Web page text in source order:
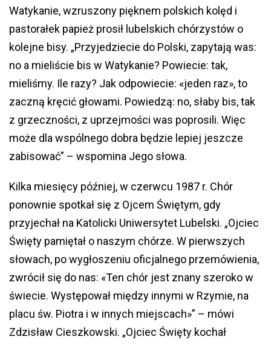
Watykanie, wzruszony pięknem polskich kolęd i
pastorałek papież prosił lubelskich chórzystów o
kolejne bisy. „Przyjedziecie do Polski, zapytają was:
no a mieliście bis w Watykanie? Powiecie: tak,
mieliśmy. Ile razy? Jak odpowiecie: «jeden raz», to
zaczną kręcić głowami. Powiedzą: no, słaby bis, tak
z grzeczności, z uprzejmości was poprosili. Więc
może dla wspólnego dobra będzie lepiej jeszcze
zabisować” – wspomina Jego słowa.
Kilka miesięcy później, w czerwcu 1987 r. Chór
ponownie spotkał się z Ojcem Świętym, gdy
przyjechał na Katolicki Uniwersytet Lubelski. „Ojciec
Święty pamiętał o naszym chórze. W pierwszych
słowach, po wygłoszeniu oficjalnego przemówienia,
zwrócił się do nas: «Ten chór jest znany szeroko w
świecie. Występował między innymi w Rzymie, na
placu św. Piotra i w innych miejscach»” – mówi
Zdzisław Cieszkowski. „Ojciec Święty kochał